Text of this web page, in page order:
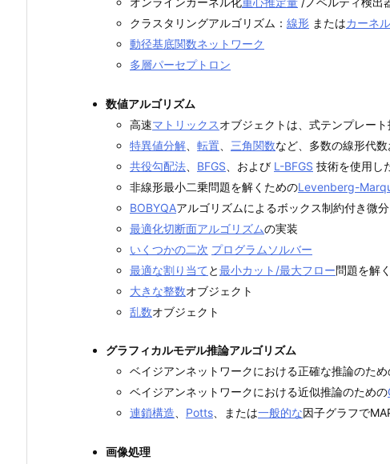
クラスタリングアルゴリズム： 線形 またはカーネ
動径基底関数ネットワーク
多層パーセプトロン
数値アルゴリズム
高速マトリックスオブジェクトは、式テンプレー
特異値分解
転置 三角関数など、多数の線形代
共役勾配法
BFGS 、および L-BFGS 技術を使用し
非線形最小二乗問題を解くためのLevenberg-
BOBYQAアルゴリズムによるボックス制約付き微
最適化切断面アルゴリズムの実装
いくつかの二次 プログラム ソルバー
最適な割り当て と最小カット/最大フロー問題を解
大きな整数オブジェクト
乱数オブジェクト
グラフィカルモデル推論アルゴリズム
ベイジアンネットワークにおける正確な推論のため
ベイジアンネットワークにおける近似推論のための
連鎖構造
Potts 、または一般的な因子グラフで
画像処理